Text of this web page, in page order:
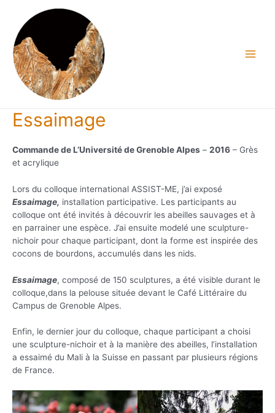
contenu
Essaimage
Commande de L’Université de Grenoble Alpes – 2016 – Grès
et acrylique
Lors du colloque international ASSIST-ME, j’ai exposé
Essaimage, installation participative. Les participants au
colloque ont été invités à découvrir les abeilles sauvages et à
en parrainer une espèce. J’ai ensuite modelé une sculpture-
nichoir pour chaque participant, dont la forme est inspirée des
cocons de bourdons, accumulés dans les nids.
Essaimage, composé de 150 sculptures, a été visible durant le
colloque,dans la pelouse située devant le Café Littéraire du
Campus de Grenoble Alpes.
Enfin, le dernier jour du colloque, chaque participant a choisi
une sculpture-nichoir et à la manière des abeilles, l’installation
a essaimé du Mali à la Suisse en passant par plusieurs régions
de France.